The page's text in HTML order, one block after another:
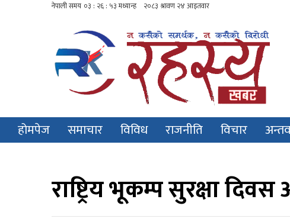
होमपेज समाचार विविध राजनीति विचार
राष्ट्रिय भूकम्प सुरक्षा